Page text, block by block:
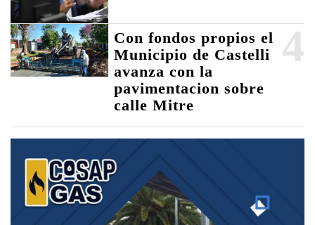
4
Con fondos propios el
Municipio de Castelli
avanza con la
pavimentacion sobre
calle Mitre